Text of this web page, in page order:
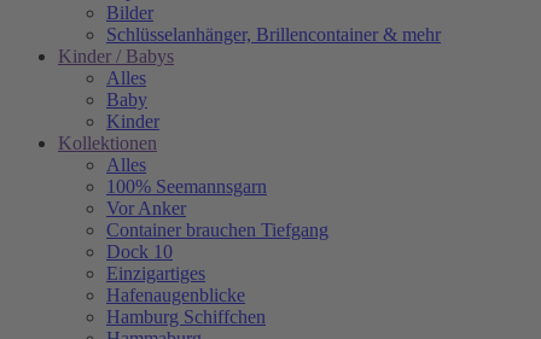
Bilder
Schlüsselanhänger, Brillencontainer & mehr
Kinder / Babys
Alles
Baby
Kinder
Kollektionen
Alles
100% Seemannsgarn
Vor Anker
Container brauchen Tiefgang
Dock 10
Einzigartiges
Hafenaugen­blicke
Hamburg Schiffchen